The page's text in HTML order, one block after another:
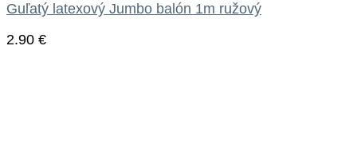
Guľatý latexový Jumbo balón 1m ružový
2.90 €